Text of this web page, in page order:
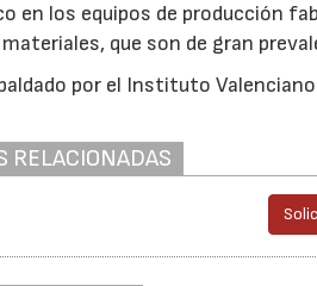
en los equipos de producción
que son de gran
por el Instituto
RELACIONADAS